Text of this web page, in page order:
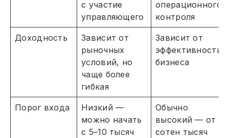
с участие
управляющего
операционного
контроля
Доходность
Зависит от
рыночных
условий, но
чаще более
гибкая
Зависит от
эффективности
бизнеса
Порог входа
Низкий —
можно начать
с 5–10 тысяч
Обычно
высокий — от
сотен тысяч